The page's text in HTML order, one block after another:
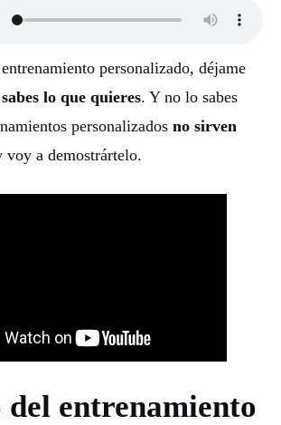
personalizado, déjame
lo que quieres. Y no lo sabes
personalizados no sirven
voy a demostrártelo.
entrenamiento